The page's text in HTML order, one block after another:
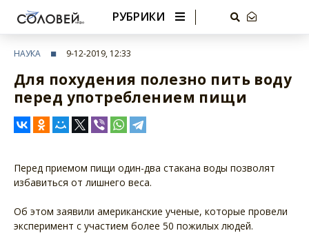
РУБРИКИ
НАУКА 9-12-2019, 12:33
Для похудения полезно пить воду
перед употреблением пищи
Перед приемом пищи один-два стакана воды позволят
избавиться от лишнего веса.
Об этом заявили американские ученые, которые провели
эксперимент с участием более 50 пожилых людей.